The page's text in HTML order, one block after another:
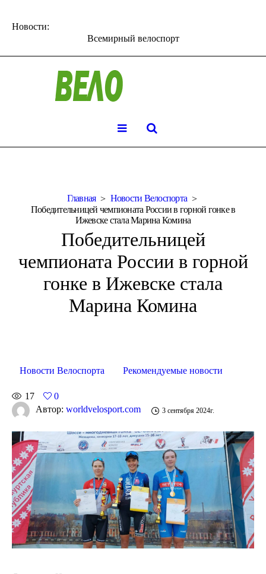
Новости:
Всемирный велоспорт
Главная
Новости Велоспорта
Победительницей чемпионата России в горной гонке в
Ижевске стала Марина Комина
Победительницей
чемпионата России в горной
гонке в Ижевске стала
Марина Комина
Новости Велоспорта Рекомендуемые новости
17
0
Автор: worldvelosport.com 3 сентября 2024г.